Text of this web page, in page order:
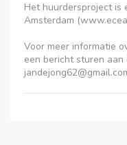
Het huurdersproject is
Amsterdam
Voor meer informatie
een bericht sturen aan